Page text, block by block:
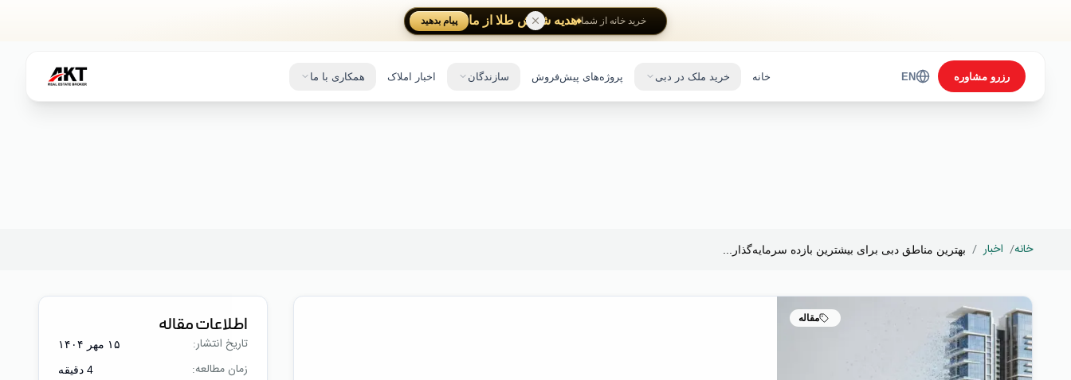
خرید خانه از شما هدیه شمش طلا از ما پیام بدهید
همکاری با ما اخبار املاک سازندگان پروژه‌های پیش‌فروش خرید ملک در دبی خانه EN رزرو مشاوره
خانه/ اخبار / بهترین مناطق دبی برای بیشترین بازده سرمایه‌گذار...
مقاله اطلاعات مقاله
تاریخ انتشار: ۱۵ مهر ۱۴۰۴
زمان مطالعه: 4 دقیقه